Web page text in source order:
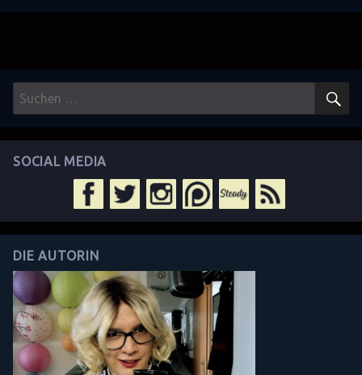
Suchen
nach:
SOCIAL MEDIA
DIE AUTORIN